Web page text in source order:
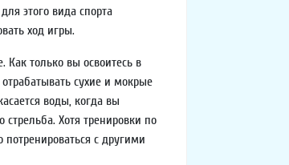
этого вида спорта
ход игры.
Как только вы освоитесь в
сухие и мокрые
воды, когда вы
Хотя тренировки по
с другими